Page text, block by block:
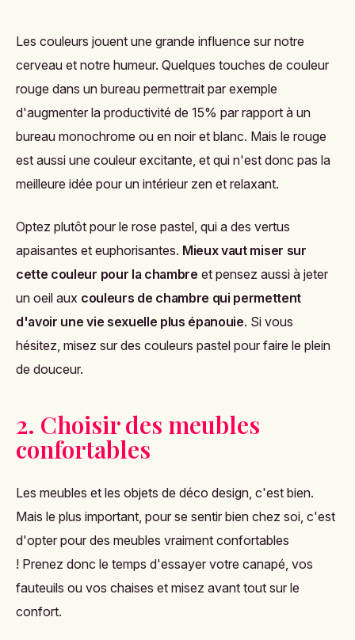
Les couleurs jouent une grande influence sur notre
cerveau et notre humeur. Quelques touches de couleur
rouge dans un bureau permettrait par exemple
d'augmenter la productivité de 15% par rapport à un
bureau monochrome ou en noir et blanc. Mais le rouge
est aussi une couleur excitante, et qui n'est donc pas la
meilleure idée pour un intérieur zen et relaxant.
Optez plutôt pour le rose pastel, qui a des vertus
apaisantes et euphorisantes. Mieux vaut miser sur
cette couleur pour la chambre et pensez aussi à jeter
un oeil aux couleurs de chambre qui permettent
d'avoir une vie sexuelle plus épanouie. Si vous
hésitez, misez sur des couleurs pastel pour faire le plein
de douceur.
2. Choisir des meubles
confortables
Les meubles et les objets de déco design, c'est bien.
Mais le plus important, pour se sentir bien chez soi, c'est
d'opter pour des meubles vraiment confortables
! Prenez donc le temps d'essayer votre canapé, vos
fauteuils ou vos chaises et misez avant tout sur le
confort.